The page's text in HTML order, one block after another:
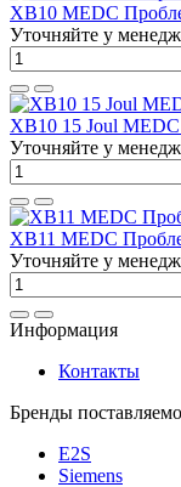
XB10 MEDC
Уточняйте у
XB10 15 Joul
Уточняйте у
XB11 MEDC
Уточняйте у
Информация
Контакты
Бренды
E2S
Siemens